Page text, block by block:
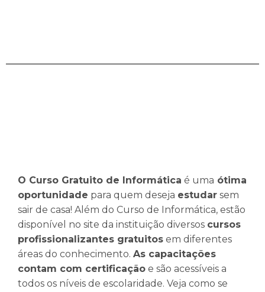
O Curso Gratuito de Informática é uma ótima
oportunidade para quem deseja estudar sem
sair de casa! Além do Curso de Informática, estão
disponível no site da instituição diversos cursos
profissionalizantes gratuitos em diferentes
áreas do conhecimento. As capacitações
contam com certificação e são acessíveis a
todos os níveis de escolaridade. Veja como se